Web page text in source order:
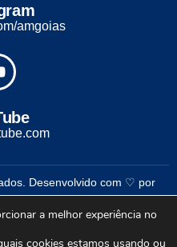
amgoias
Desenvolvido com ♡ por
Corporativas
a melhor experiência no
cookies estamos usando ou